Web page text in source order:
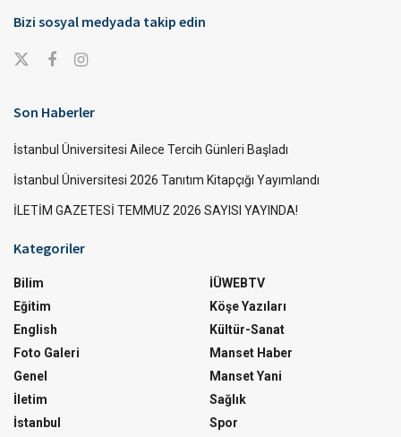
Bizi sosyal medyada takip edin
Son Haberler
İstanbul Üniversitesi Ailece Tercih Günleri Başladı
İstanbul Üniversitesi 2026 Tanıtım Kitapçığı Yayımlandı
İLETİM GAZETESİ TEMMUZ 2026 SAYISI YAYINDA!
Kategoriler
Bilim
Eğitim
English
Foto Galeri
Genel
İletim
İstanbul
İÜWEBTV
Köşe Yazıları
Kültür-Sanat
Manset Haber
Manset Yani
Sağlık
Spor